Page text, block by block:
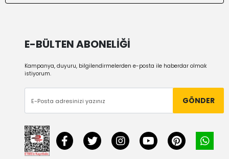
E-BÜLTEN ABONELİĞİ
Kampanya, duyuru, bilgilendirmelerden e-posta ile haberdar olmak
istiyorum.
GÖNDER